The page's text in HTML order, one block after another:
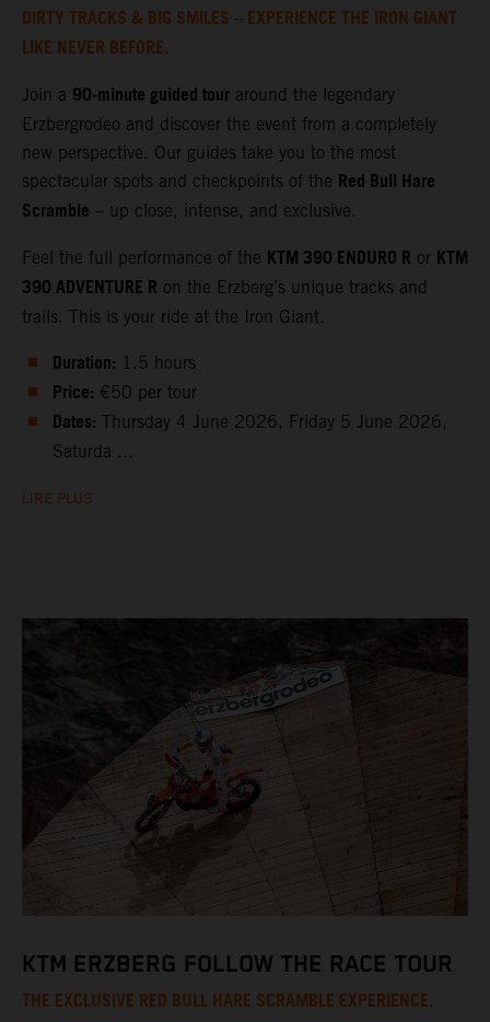
DIRTY TRACKS & BIG SMILES – EXPERIENCE THE IRON GIANT
LIKE NEVER BEFORE.
Join a 90‑minute guided tour around the legendary
Erzbergrodeo and discover the event from a completely
new perspective. Our guides take you to the most
spectacular spots and checkpoints of the Red Bull Hare
Scramble – up close, intense, and exclusive.
Feel the full performance of the KTM 390 ENDURO R or KTM
390 ADVENTURE R on the Erzberg’s unique tracks and
trails. This is your ride at the Iron Giant.
Duration: 1.5 hours
Price: €50 per tour
Dates: Thursday 4 June 2026, Friday 5 June 2026,
Saturda ...
LIRE PLUS
KTM ERZBERG FOLLOW THE RACE TOUR
THE EXCLUSIVE RED BULL HARE SCRAMBLE EXPERIENCE.